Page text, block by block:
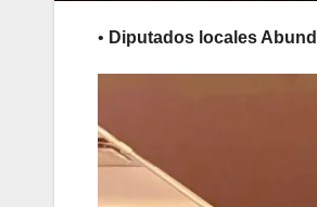
• Diputados locales